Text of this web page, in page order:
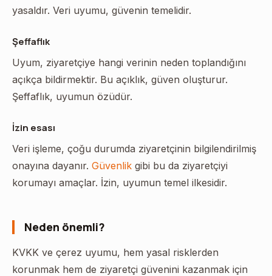
yasaldır. Veri uyumu, güvenin temelidir.
Şeffaflık
Uyum, ziyaretçiye hangi verinin neden toplandığını
açıkça bildirmektir. Bu açıklık, güven oluşturur.
Şeffaflık, uyumun özüdür.
İzin esası
Veri işleme, çoğu durumda ziyaretçinin bilgilendirilmiş
onayına dayanır. Güvenlik gibi bu da ziyaretçiyi
korumayı amaçlar. İzin, uyumun temel ilkesidir.
Neden önemli?
KVKK ve çerez uyumu, hem yasal risklerden
korunmak hem de ziyaretçi güvenini kazanmak için